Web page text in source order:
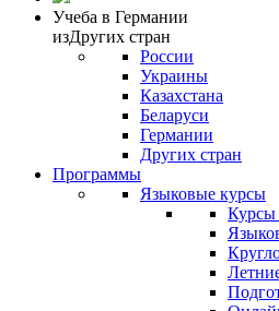
Учеба в Германии
изДругих стран
России
Украины
Казахстана
Беларуси
Германии
Других стран
Программы
Языковые курсы
Курсы